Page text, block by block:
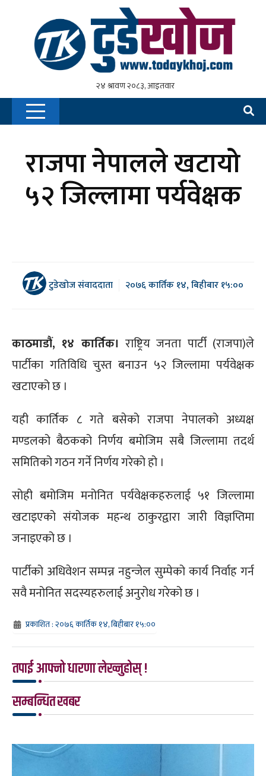
राजपा नेपालले खटायो
५२ जिल्लामा पर्यवेक्षक
टुडेखोज संवाददाता २०७६ कार्तिक १४, बिहीबार १५:००
काठमाडौं, १४ कार्तिक। राष्ट्रिय जनता पार्टी (राजपा)ले
पार्टीका गतिविधि चुस्त बनाउन ५२ जिल्लामा पर्यवेक्षक
खटाएको छ ।
यही कार्तिक ८ गते बसेको राजपा नेपालको अध्यक्ष
मण्डलको बैठकको निर्णय बमोजिम सबै जिल्लामा तदर्थ
समितिको गठन गर्ने निर्णय गरेको हो ।
सोही बमोजिम मनोनित पर्यवेक्षकहरुलाई ५१ जिल्लामा
खटाइएको संयोजक महन्थ ठाकुरद्वारा जारी विज्ञप्तिमा
जनाइएको छ ।
पार्टीको अधिवेशन सम्पन्न नहुन्जेल सुम्पेको कार्य निर्वाह गर्न
सवै मनोनित सदस्यहरुलाई अनुरोध गरेको छ ।
प्रकाशित : २०७६ कार्तिक १४, बिहीबार १५:००
तपाई आफ्नो धारणा लेख्नुहोस् !
सम्बन्धित खबर